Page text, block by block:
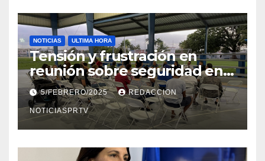
NOTICIAS ULTIMA HORA
Tensión y frustración en
reunión sobre seguridad en
Reparto Metropolitano
5/FEBRERO/2025 REDACCION
NOTICIASPRTV